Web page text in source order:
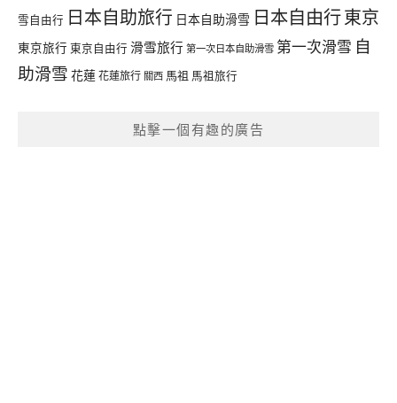
雪自由行 日本自助旅行 日本自助滑雪 日本自由行東京
東京旅行 東京自由行 滑雪旅行 第一次日本自助滑雪 第一次滑雪 自
助滑雪 花蓮花蓮旅行 關西 馬祖 馬祖旅行
點擊一個有趣的廣告